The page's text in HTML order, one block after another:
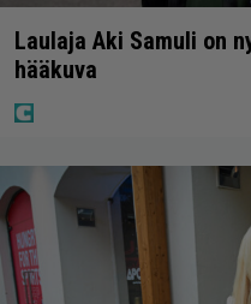
Laulaja Aki Samuli on
hääkuva